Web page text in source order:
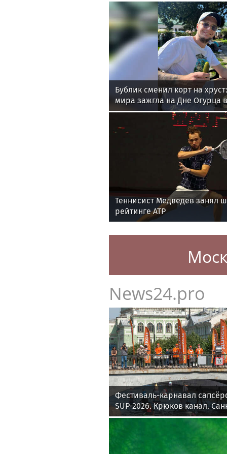
Бублик сменил корт на
мира зажгла на Дне Огурца
Теннисист Медведев занял
рейтинге ATP
News24.pro
Фестиваль-карнавал
SUP-2026. Крюков канал.